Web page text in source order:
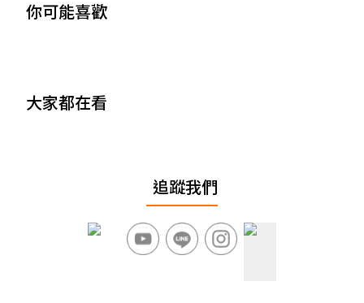
你可能喜歡
大家都在看
追蹤我們